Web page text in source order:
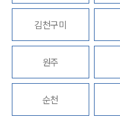
주
김천구미
원주
순천